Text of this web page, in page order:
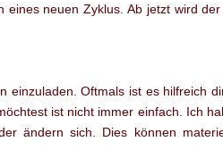
neuen Zyklus. Ab jetzt wird
Oftmals ist es hilfreich
ist nicht immer einfach. Ich
ändern sich. Dies können